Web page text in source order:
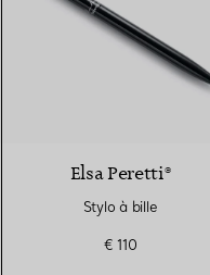
Elsa Peretti®
Stylo à bille
€ 110